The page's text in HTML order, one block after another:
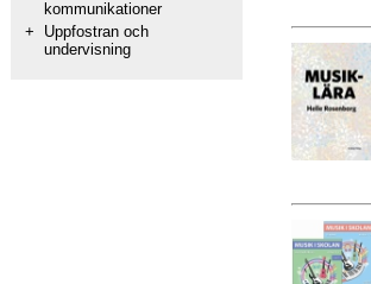
kommunikationer
+
Uppfostran och
undervisning